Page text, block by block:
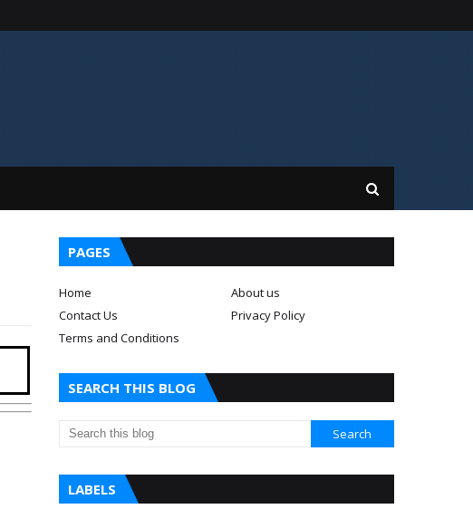
PAGES
Home
About us
Contact Us
Privacy Policy
Terms and Conditions
SEARCH THIS BLOG
LABELS